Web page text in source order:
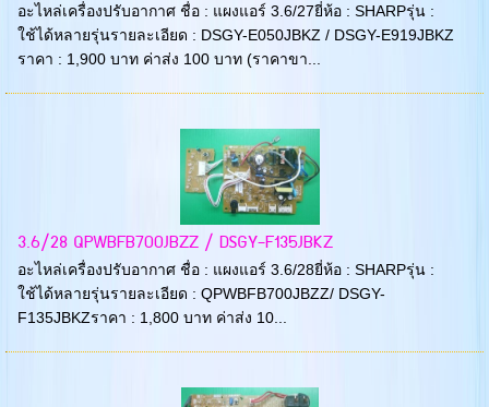
อะไหล่เครื่องปรับอากาศ ชื่อ : แผงแอร์ 3.6/27ยี่ห้อ : SHARPรุ่น :
ใช้ได้หลายรุ่นรายละเอียด : DSGY-E050JBKZ / DSGY-E919JBKZ
ราคา : 1,900 บาท ค่าส่ง 100 บาท (ราคาขา...
3.6/28 QPWBFB700JBZZ / DSGY-F135JBKZ
อะไหล่เครื่องปรับอากาศ ชื่อ : แผงแอร์ 3.6/28ยี่ห้อ : SHARPรุ่น :
ใช้ได้หลายรุ่นรายละเอียด : QPWBFB700JBZZ/ DSGY-
F135JBKZราคา : 1,800 บาท ค่าส่ง 10...